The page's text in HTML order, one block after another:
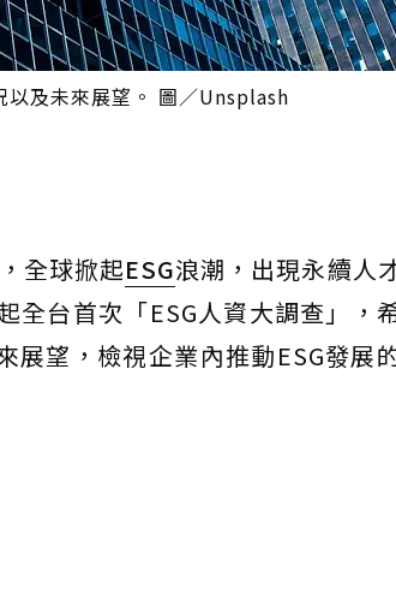
以及未來展望。 圖／Unsplash
全球掀起ESG浪潮，出現永續人
全台首次「ESG人資大調查」，
展望，檢視企業內推動ESG發展